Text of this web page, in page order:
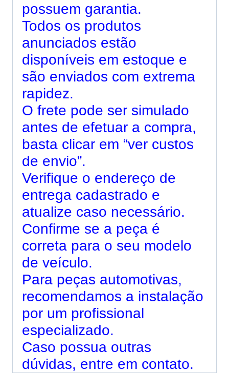
possuem garantia.
Todos os produtos
anunciados estão
disponíveis em estoque e
são enviados com extrema
rapidez.
O frete pode ser simulado
antes de efetuar a compra,
basta clicar em “ver custos
de envio”.
Verifique o endereço de
entrega cadastrado e
atualize caso necessário.
Confirme se a peça é
correta para o seu modelo
de veículo.
Para peças automotivas,
recomendamos a instalação
por um profissional
especializado.
Caso possua outras
dúvidas, entre em contato.